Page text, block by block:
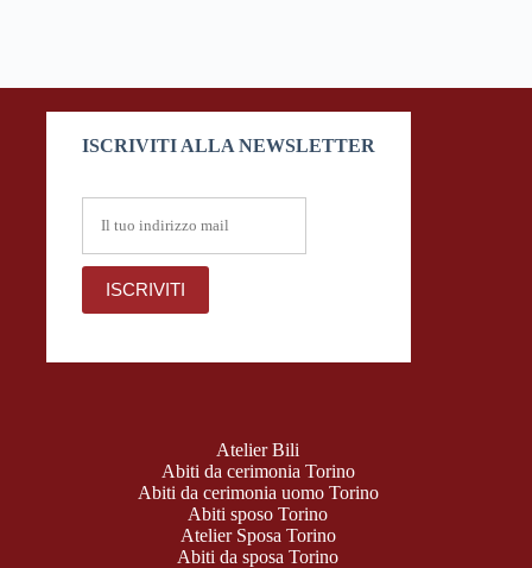
ISCRIVITI ALLA NEWSLETTER
Atelier Bili
Abiti da cerimonia Torino
Abiti da cerimonia uomo Torino
Abiti sposo Torino
Atelier Sposa Torino
Abiti da sposa Torino